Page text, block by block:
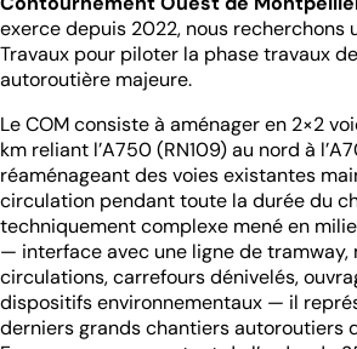
exerce depuis 2022, nous recherchons
Travaux pour piloter la phase travaux
autoroutière majeure.
Le COM consiste à aménager en 2×2
km reliant l’A750 (RN109) au nord à
réaménageant des voies existantes
circulation pendant toute la durée du
techniquement complexe mené en
— interface avec une ligne de tramway,
circulations, carrefours dénivelés,
dispositifs environnementaux — il
derniers grands chantiers autoroutiers